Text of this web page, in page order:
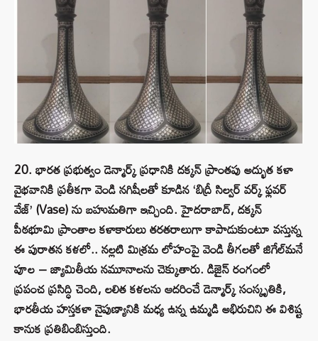
20. భారత ప్రభుత్వం డెన్మార్క్ ప్రధానికి దక్కన్ ప్రాంతపు అద్భుత కళా
వైభవానికి ప్రతీకగా వెండి నగిషీలతో కూడిన ‘బిద్రీ సిల్వర్ వర్క్ ఫ్లవర్
వేజ్’ (Vase) ను బహుమతిగా ఇచ్చింది. హైదరాబాద్, దక్కన్
పీఠభూమి ప్రాంతాల కళాకారులు తరతరాలుగా కాపాడుకుంటూ వస్తున్న
ఈ పురాతన కళలో.. నల్లటి మిశ్రమ లోహంపై వెండి తీగలతో జిగేల్‌మనే
పూల – జ్యామితీయ నమూనాలను చెక్కుతారు. డిజైన్ రంగంలో
ప్రపంచ ప్రసిద్ధి చెంది, లలిత కళలను ఆదరించే డెన్మార్క్ సంస్కృతికి,
భారతీయ హస్తకళా నైపుణ్యానికి మధ్య ఉన్న ఉమ్మడి అభిరుచిని ఈ విశిష్ట
కానుక ప్రతిబింబిస్తుంది.